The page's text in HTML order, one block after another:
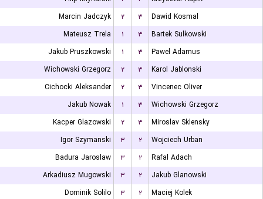
Marcin Jadczyk
۲ ۳
Dawid Kosmal
Mateusz Trela
۱ ۳
Bartek Sulkowski
Jakub Pruszkowski
۱ ۳
Pawel Adamus
Wichowski Grzegorz
۲ ۳
Karol Jablonski
Cichocki Aleksander
۲ ۳
Vincenec Oliver
Jakub Nowak
۱ ۳
Wichowski Grzegorz
Kacper Glazowski
۲ ۳
Miroslav Sklensky
Igor Szymanski
۳ ۲
Wojciech Urban
Badura Jaroslaw
۳ ۲
Rafal Adach
Arkadiusz Mugowski
۳ ۲
Jakub Glanowski
Dominik Solilo
۳ ۲
Maciej Kolek